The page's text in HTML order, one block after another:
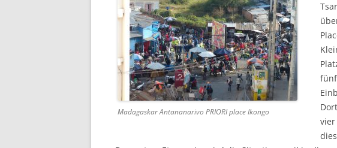
Madagaskar Antananarivo PRIORI place Ikongo
vier